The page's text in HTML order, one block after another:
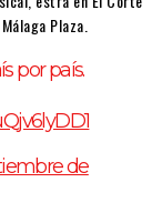
Plaza.
por país.
de